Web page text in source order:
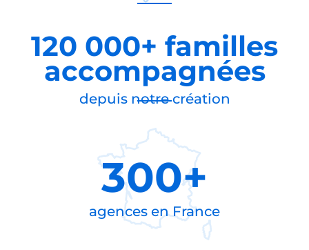
120 000+ familles
accompagnées
depuis notre création
300+
agences enFrance